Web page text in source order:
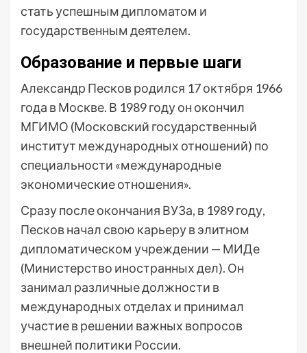
стать успешным дипломатом и
государственным деятелем.
Образование и первые шаги
Александр Песков родился 17 октября 1966
года в Москве. В 1989 году он окончил
МГИМО (Московский государственный
институт международных отношений) по
специальности «международные
экономические отношения».
Сразу после окончания ВУЗа, в 1989 году,
Песков начал свою карьеру в элитном
дипломатическом учреждении — МИДе
(Министерство иностранных дел). Он
занимал различные должности в
международных отделах и принимал
участие в решении важных вопросов
внешней политики России.